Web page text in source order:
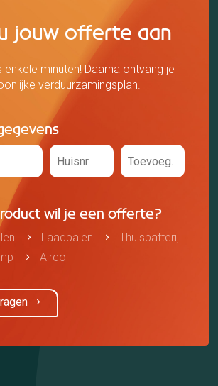
jouw offerte aan
minuten! Daarna ontvang je
verduurzamingsplan.
wil je een offerte?
Laadpalen
Thuisbatterij
Airco